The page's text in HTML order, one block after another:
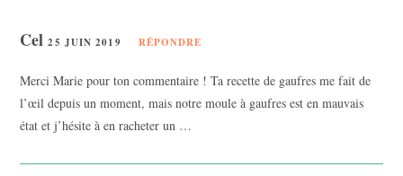
Cel25 JUIN 2019 RÉPONDRE
Merci Marie pour ton commentaire ! Ta recette de gaufres me fait de
l’œil depuis un moment, mais notre moule à gaufres est en mauvais
état et j’hésite à en racheter un …